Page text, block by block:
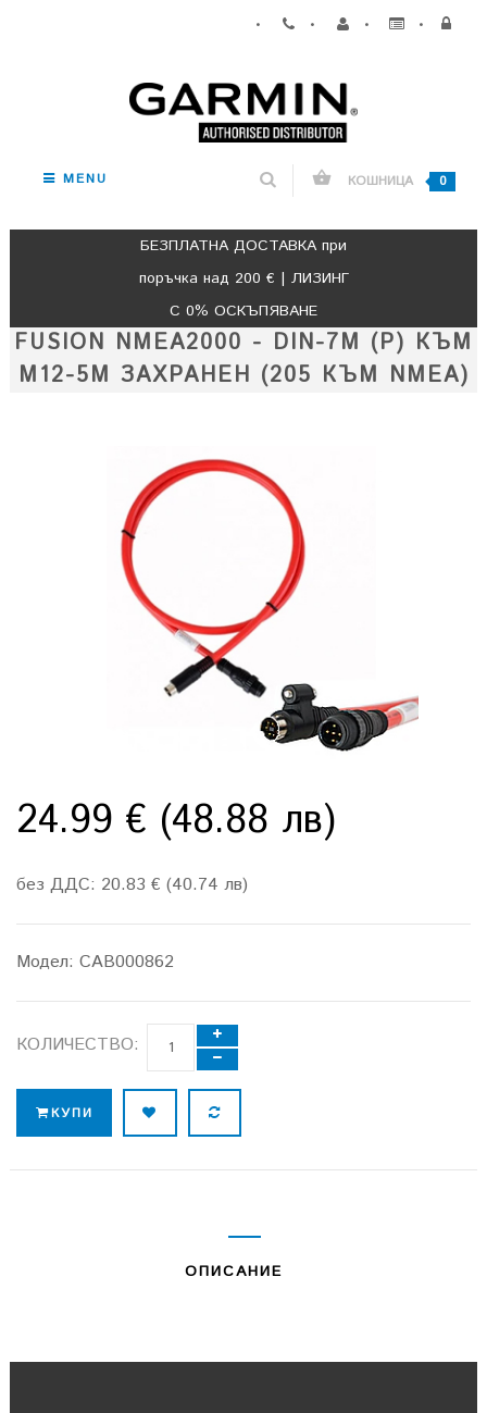
• • • •
MENU КОШНИЦА 0
БЕЗПЛАТНА ДОСТАВКА при
поръчка над 200 € | ЛИЗИНГ
С 0% ОСКЪПЯВАНЕ
FUSION NMEA2000 - DIN-7M (P) КЪМ
M12-5M ЗАХРАНЕН (205 КЪМ NMEA)
24.99 € (48.88 лв)
без ДДС: 20.83 € (40.74 лв)
Модел: CAB000862
КОЛИЧЕСТВО:
КУПИ
ОПИСАНИЕ